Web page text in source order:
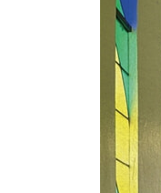
카레 다르
6장. 아득
멍통 240
에즈 250
생폴드방
고르드 270